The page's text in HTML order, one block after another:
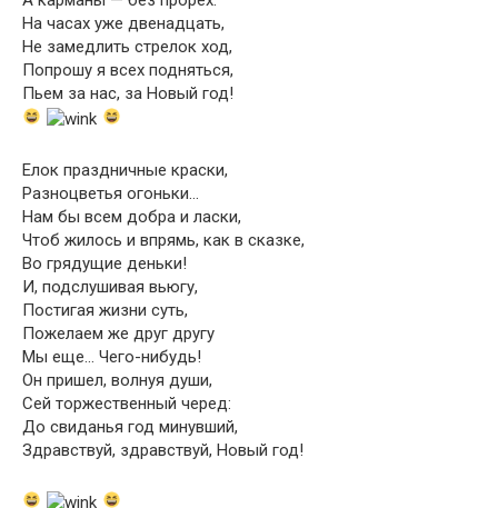
На часах уже двенадцать,
Не замедлить стрелок ход,
Попрошу я всех подняться,
Пьем за нас, за Новый год!
Елок праздничные краски,
Разноцветья огоньки…
Нам бы всем добра и ласки,
Чтоб жилось и впрямь, как в сказке,
Во грядущие деньки!
И, подслушивая вьюгу,
Постигая жизни суть,
Пожелаем же друг другу
Мы еще… Чего-нибудь!
Он пришел, волнуя души,
Сей торжественный черед:
До свиданья год минувший,
Здравствуй, здравствуй, Новый год!